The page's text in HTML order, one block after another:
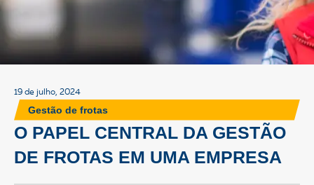
19 de julho, 2024
Gestão de frotas
O PAPEL CENTRAL DA GESTÃO
DE FROTAS EM UMA EMPRESA